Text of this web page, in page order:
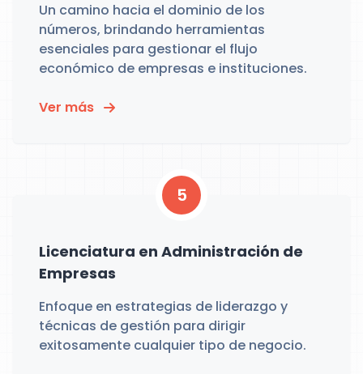
Un camino hacia el dominio de los
números, brindando herramientas
esenciales para gestionar el flujo
económico de empresas e instituciones.
Ver más
5
Licenciatura en Administración de
Empresas
Enfoque en estrategias de liderazgo y
técnicas de gestión para dirigir
exitosamente cualquier tipo de negocio.